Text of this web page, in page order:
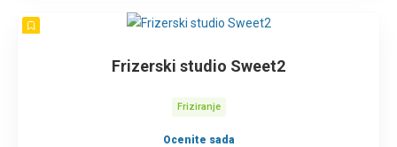
Frizerski studio Sweet2
Friziranje
Ocenite sada